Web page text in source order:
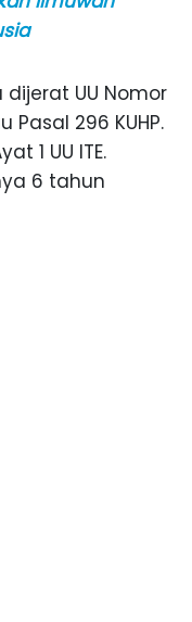
UU Nomor
Pasal 296 KUHP.
1 UU ITE.
6 tahun